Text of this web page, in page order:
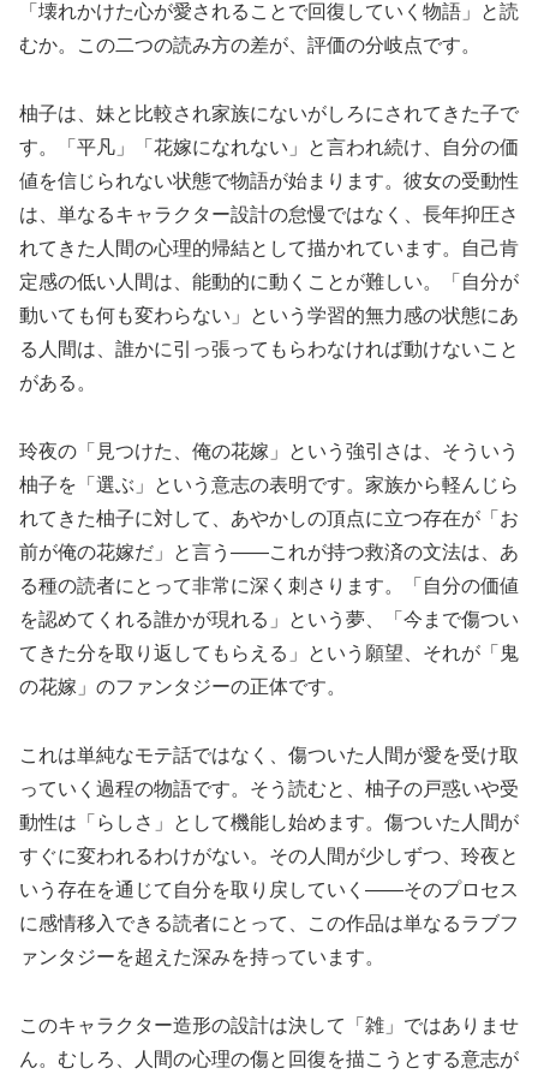
「壊れかけた心が愛されることで回復していく物語」と読
むか。この二つの読み方の差が、評価の分岐点です。
柚子は、妹と比較され家族にないがしろにされてきた子で
す。「平凡」「花嫁になれない」と言われ続け、自分の価
値を信じられない状態で物語が始まります。彼女の受動性
は、単なるキャラクター設計の怠慢ではなく、長年抑圧さ
れてきた人間の心理的帰結として描かれています。自己肯
定感の低い人間は、能動的に動くことが難しい。「自分が
動いても何も変わらない」という学習的無力感の状態にあ
る人間は、誰かに引っ張ってもらわなければ動けないこと
がある。
玲夜の「見つけた、俺の花嫁」という強引さは、そういう
柚子を「選ぶ」という意志の表明です。家族から軽んじら
れてきた柚子に対して、あやかしの頂点に立つ存在が「お
前が俺の花嫁だ」と言う——これが持つ救済の文法は、あ
る種の読者にとって非常に深く刺さります。「自分の価値
を認めてくれる誰かが現れる」という夢、「今まで傷つい
てきた分を取り返してもらえる」という願望、それが「鬼
の花嫁」のファンタジーの正体です。
これは単純なモテ話ではなく、傷ついた人間が愛を受け取
っていく過程の物語です。そう読むと、柚子の戸惑いや受
動性は「らしさ」として機能し始めます。傷ついた人間が
すぐに変われるわけがない。その人間が少しずつ、玲夜と
いう存在を通じて自分を取り戻していく——そのプロセス
に感情移入できる読者にとって、この作品は単なるラブフ
ァンタジーを超えた深みを持っています。
このキャラクター造形の設計は決して「雑」ではありませ
ん。むしろ、人間の心理の傷と回復を描こうとする意志が